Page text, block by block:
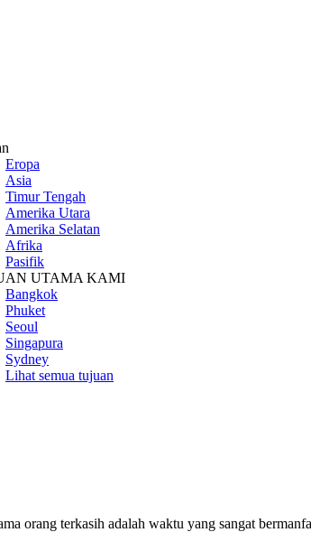
Eropa
Asia
Timur Tengah
Amerika Utara
Amerika Selatan
Afrika
Pasifik
UTAMA KAMI
Bangkok
Phuket
Seoul
Singapura
Sydney
Lihat semua tujuan
orang terkasih adalah waktu yang sangat